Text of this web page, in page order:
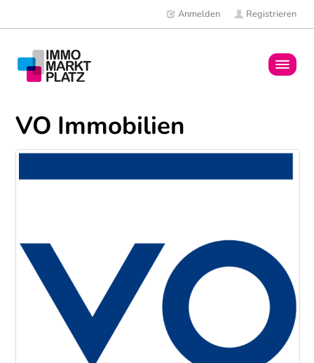
Anmelden Registrieren
Mitglieder
VO Immobilien